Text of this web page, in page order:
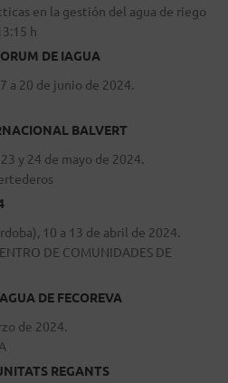
en la gestión del agua de riego
h
DE IAGUA
a 20 de junio de 2024.
BALVERT
y 24 de mayo de 2024.
10 a 13 de abril de 2024.
DE COMUNIDADES DE
DE FECOREVA
de 2024.
REGANTS